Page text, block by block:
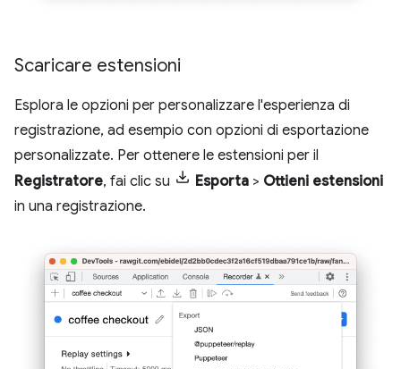
Scaricare estensioni
Esplora le opzioni per personalizzare l'esperienza di
registrazione, ad esempio con opzioni di esportazione
personalizzate. Per ottenere le estensioni per il
Registratore, fai clic su Esporta > Ottieni estensioni
in una registrazione.